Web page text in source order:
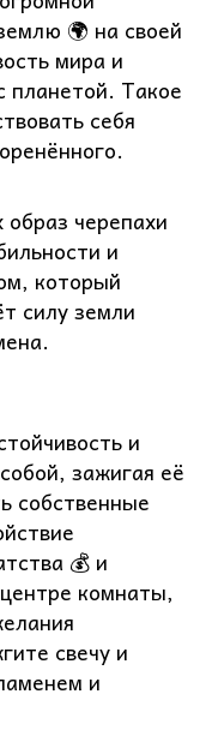
🌍 на своей
мира и
планетой. Такое
себя
образ черепахи
и
который
силу земли
и
зажигая её
собственные
💰 и
комнаты,
свечу и
и